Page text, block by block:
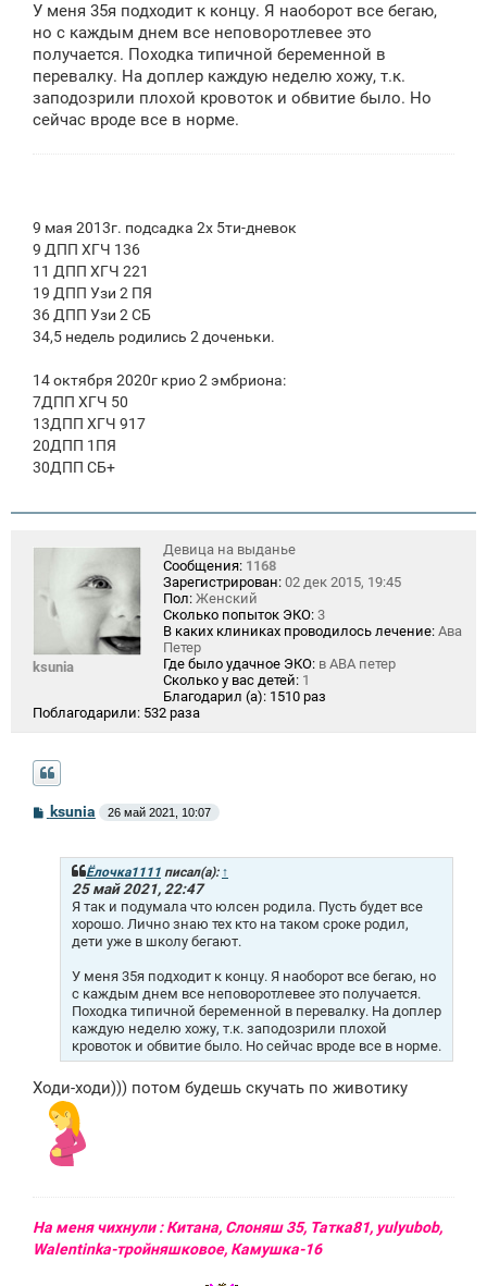
У меня 35я подходит к концу. Я наоборот все бегаю,
но с каждым днем все неповоротлевее это
получается. Походка типичной беременной в
перевалку. На доплер каждую неделю хожу, т.к.
заподозрили плохой кровоток и обвитие было. Но
сейчас вроде все в норме.
9 мая 2013г. подсадка 2х 5ти-дневок
9 ДПП ХГЧ 136
11 ДПП ХГЧ 221
19 ДПП Узи 2 ПЯ
36 ДПП Узи 2 СБ
34,5 недель родились 2 доченьки.
14 октября 2020г крио 2 эмбриона:
7ДПП ХГЧ 50
13ДПП ХГЧ 917
20ДПП 1ПЯ
30ДПП СБ+
ksunia
Девица на выданье
Сообщения: 1168
Зарегистрирован: 02 дек 2015, 19:45
Пол: Женский
Сколько попыток ЭКО: 3
В каких клиниках проводилось лечение: Ава
Петер
Где было удачное ЭКО: в АВА петер
Сколько у вас детей: 1
Благодарил (а): 1510 раз
Поблагодарили: 532 раза
Сksunia 26 май 2021, 10:07
Ёлочка1111 писал(а): ↑
25 май 2021, 22:47
Я так и подумала что юлсен родила. Пусть будет все
хорошо. Лично знаю тех кто на таком сроке родил,
дети уже в школу бегают.
У меня 35я подходит к концу. Я наоборот все бегаю, но
с каждым днем все неповоротлевее это получается.
Походка типичной беременной в перевалку. На доплер
каждую неделю хожу, т.к. заподозрили плохой
кровоток и обвитие было. Но сейчас вроде все в норме.
Ходи-ходи))) потом будешь скучать по животику
На меня чихнули : Китана, Слоняш 35, Татка81, yulyubob,
Walentinka-тройняшковое, Камушка-16